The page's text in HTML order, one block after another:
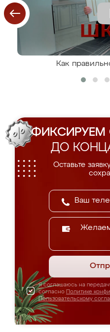
Как
ФИКСИРУЕМ
ДО
Оставьте
Я соглашаюсь на
согласно Политике
Пользовательскому